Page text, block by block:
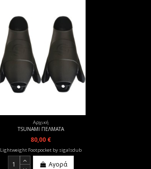
Αρχική
TSUNAMI ΠΕΛΜΑΤΑ
80,00 €
Lightweight Footpocket by sigalsdub
Αγορά